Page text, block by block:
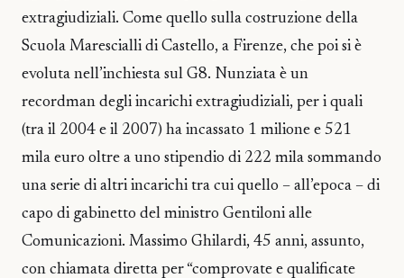
extragiudiziali. Come quello sulla costruzione della
Scuola Marescialli di Castello, a Firenze, che poi si è
evoluta nell’inchiesta sul G8. Nunziata è un
recordman degli incarichi extragiudiziali, per i quali
(tra il 2004 e il 2007) ha incassato 1 milione e 521
mila euro oltre a uno stipendio di 222 mila sommando
una serie di altri incarichi tra cui quello – all’epoca – di
capo di gabinetto del ministro Gentiloni alle
Comunicazioni. Massimo Ghilardi, 45 anni, assunto,
con chiamata diretta per “comprovate e qualificate